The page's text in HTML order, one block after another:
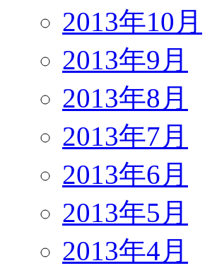
2013年10月
2013年9月
2013年8月
2013年7月
2013年6月
2013年5月
2013年4月